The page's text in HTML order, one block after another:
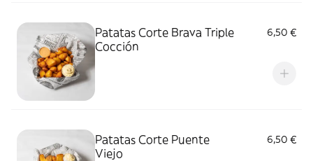
Patatas Corte Brava Triple
Cocción
6,50 €
Patatas Corte Puente
Viejo
6,50 €